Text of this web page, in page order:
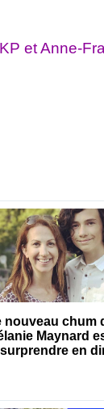
et Anne-
nouveau chum
Maynard
surprendre en